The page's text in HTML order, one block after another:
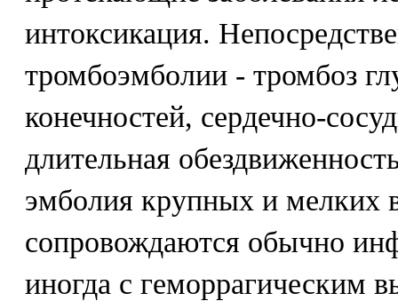
интоксикация.
тромбоэмболии - тромбоз
конечностей, сердечно-
длительная
эмболия крупных и мелких
сопровождаются обычно
иногда с геморрагическим